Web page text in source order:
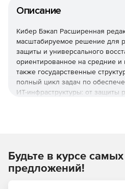
Описание
Кибер Бэкап Расширенная
масштабируемое решение для
защиты и универсального
ориентированное на средние и
также государственные
полный цикл задач по
ИТ-инфраструктуры: от защиты
быстрого восстановления
регуляторным требованиям при
владения.
Будьте в курсе
предложений!